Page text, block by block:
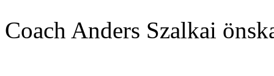
Coach Anders Szalkai